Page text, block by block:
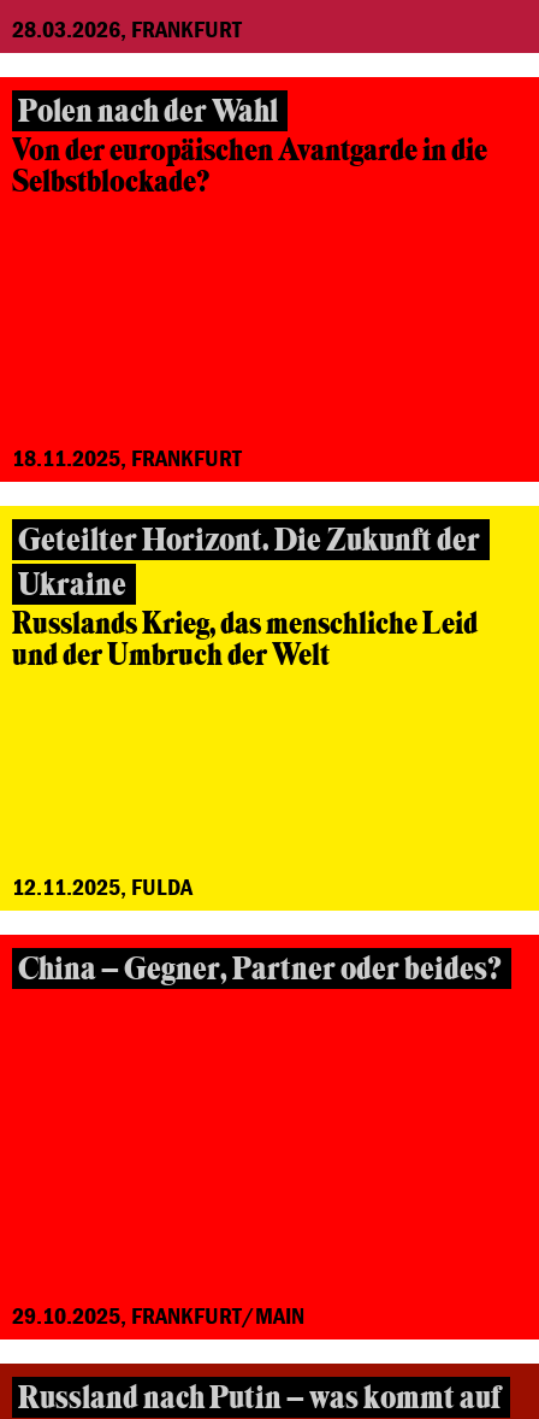
28.03.2026, FRANKFURT
Polen nach der Wahl
Von der europäischen Avantgarde in die
Selbstblockade?
18.11.2025, FRANKFURT
Geteilter Horizont. Die Zukunft der
Ukraine
Russlands Krieg, das menschliche Leid
und der Umbruch der Welt
12.11.2025, FULDA
China – Gegner, Partner oder beides?
29.10.2025, FRANKFURT/MAIN
Russland nach Putin – was kommt auf